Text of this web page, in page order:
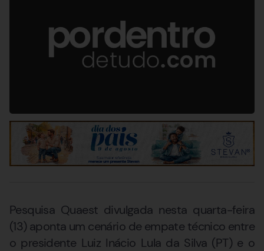
Pesquisa Quaest divulgada nesta quarta-feira
(13) aponta um cenário de empate técnico entre
o presidente Luiz Inácio Lula da Silva (PT) e o